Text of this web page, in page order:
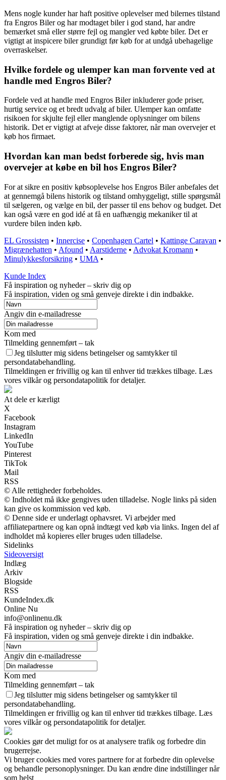
Mens nogle kunder har haft positive oplevelser med bilernes tilstand
fra Engros Biler og har modtaget biler i god stand, har andre
bemærket små eller større fejl og mangler ved købte biler. Det er
vigtigt at inspicere biler grundigt før køb for at undgå ubehagelige
overraskelser.
Hvilke fordele og ulemper kan man forvente ved at
handle med Engros Biler?
Fordele ved at handle med Engros Biler inkluderer gode priser,
hurtig service og et bredt udvalg af biler. Ulemper kan omfatte
risikoen for skjulte fejl eller manglende oplysninger om bilens
historik. Det er vigtigt at afveje disse faktorer, når man overvejer et
køb hos firmaet.
Hvordan kan man bedst forberede sig, hvis man
overvejer at købe en bil hos Engros Biler?
For at sikre en positiv købsoplevelse hos Engros Biler anbefales det
at gennemgå bilens historik og tilstand omhyggeligt, stille spørgsmål
til sælgeren, og vælge en bil, der passer til ens behov og budget. Det
kan også være en god idé at få en uafhængig mekaniker til at
vurdere bilen inden køb.
EL Grossisten • Innercise • Copenhagen Cartel • Kattinge Caravan •
Migrænehatten • Afound • Aarstiderne • Advokat Kromann •
Minulykkesforsikring • UMA •
Kunde Index
Få inspiration og nyheder – skriv dig op
Få inspiration, viden og små genveje direkte i din indbakke.
Angiv din e-mailadresse
Kom med
Tilmelding gennemført – tak
Jeg tilslutter mig sidens betingelser og samtykker til
persondatabehandling.
Tilmeldingen er frivillig og kan til enhver tid trækkes tilbage. Læs
vores vilkår og persondatapolitik for detaljer.
At dele er kærligt
X
Facebook
Instagram
LinkedIn
YouTube
Pinterest
TikTok
Mail
RSS
© Alle rettigheder forbeholdes.
© Indholdet må ikke gengives uden tilladelse. Nogle links på siden
kan give os kommission ved køb.
© Denne side er underlagt ophavsret. Vi arbejder med
affiliatepartnere og kan opnå indtægt ved køb via links. Ingen del af
indholdet må kopieres eller bruges uden tilladelse.
Sidelinks
Sideoversigt
Indlæg
Arkiv
Blogside
RSS
KundeIndex.dk
Online Nu
info@onlinenu.dk
Få inspiration og nyheder – skriv dig op
Få inspiration, viden og små genveje direkte i din indbakke.
Angiv din e-mailadresse
Kom med
Tilmelding gennemført – tak
Jeg tilslutter mig sidens betingelser og samtykker til
persondatabehandling.
Tilmeldingen er frivillig og kan til enhver tid trækkes tilbage. Læs
vores vilkår og persondatapolitik for detaljer.
Cookies gør det muligt for os at analysere trafik og forbedre din
brugerrejse.
Vi bruger cookies med vores partnere for at forbedre din oplevelse
og behandle personoplysninger. Du kan ændre dine indstillinger når
som helst